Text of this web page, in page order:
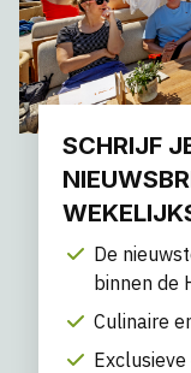
SCHRIJF
De
binnen de
Culinaire